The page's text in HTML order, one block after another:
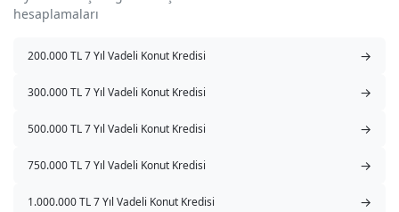
hesaplamaları
200.000 TL 7 Yıl Vadeli Konut Kredisi →
300.000 TL 7 Yıl Vadeli Konut Kredisi →
500.000 TL 7 Yıl Vadeli Konut Kredisi →
750.000 TL 7 Yıl Vadeli Konut Kredisi →
1.000.000 TL 7 Yıl Vadeli Konut Kredisi →